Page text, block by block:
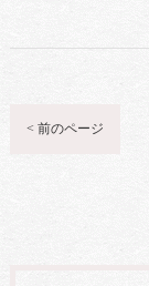
< 前のページ